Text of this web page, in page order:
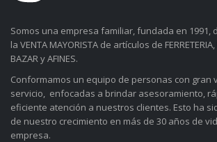
Somos una empresa familiar, fundada en 1991,
la VENTA MAYORISTA de artículos de FERRETERIA,
BAZAR y AFINES.
Conformamos un equipo de personas con gran
servicio, enfocadas a brindar asesoramiento,
eficiente atención a nuestros clientes. Esto ha
de nuestro crecimiento en más de 30 años de
empresa.